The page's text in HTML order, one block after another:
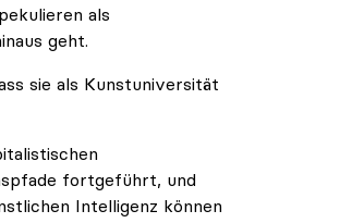
als
geht.
sie als Kunstuniversität
fortgeführt, und
Intelligenz können